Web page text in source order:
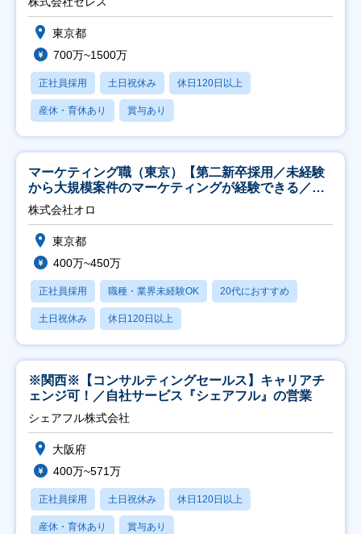
東京都
700万~1500万
正社員採用 土日祝休み 休日120日以上
産休・育休あり 賞与あり
マーケティング職（東京）【第二新卒採用／未経験
から大規模案件のマーケティングが経験できる／研
修充実】
株式会社オロ
東京都
400万~450万
正社員採用 職種・業界未経験OK 20代におすすめ
土日祝休み 休日120日以上
※関西※【コンサルティングセールス】キャリアチ
ェンジ可！／自社サービス『シェアフル』の営業
シェアフル株式会社
大阪府
400万~571万
正社員採用 土日祝休み 休日120日以上
産休・育休あり 賞与あり